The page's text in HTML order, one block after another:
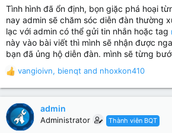
ạ
Tình hình đã ổn định, bọn giặc phá hoại
nay admin sẽ chăm sóc diễn đàn thường
lạc với admin có thể gửi tin nhắn hoặc tag
này vào bài viết thì mình sẽ nhận được
bạn đã ủng hộ diễn đàn. mình sẽ từng
R
e
a
c
t
vangioivn, bienqt and nhoxkon410
admin
Administrator Thành viên BQT